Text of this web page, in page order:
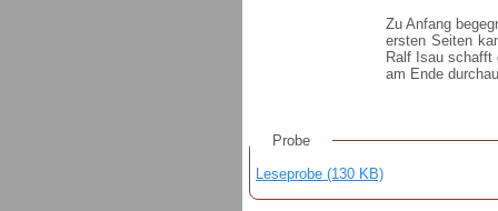
Zu Anfang
ersten Seiten
Ralf Isau schafft
am Ende
Probe
Leseprobe (130 KB)